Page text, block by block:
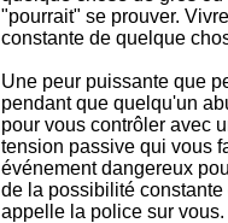
"pourrait" se prouver.
constante de quelque
Une peur puissante que
pendant que quelqu'un
pour vous contrôler avec
tension passive qui vous
événement dangereux
de la possibilité
appelle la police sur vous.